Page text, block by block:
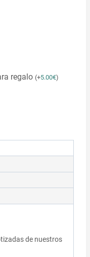
regalo (+5.00€)
de nuestros